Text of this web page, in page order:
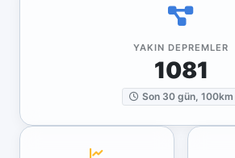
YAKIN DEPREMLER
1081
Son 30 gün, 100km